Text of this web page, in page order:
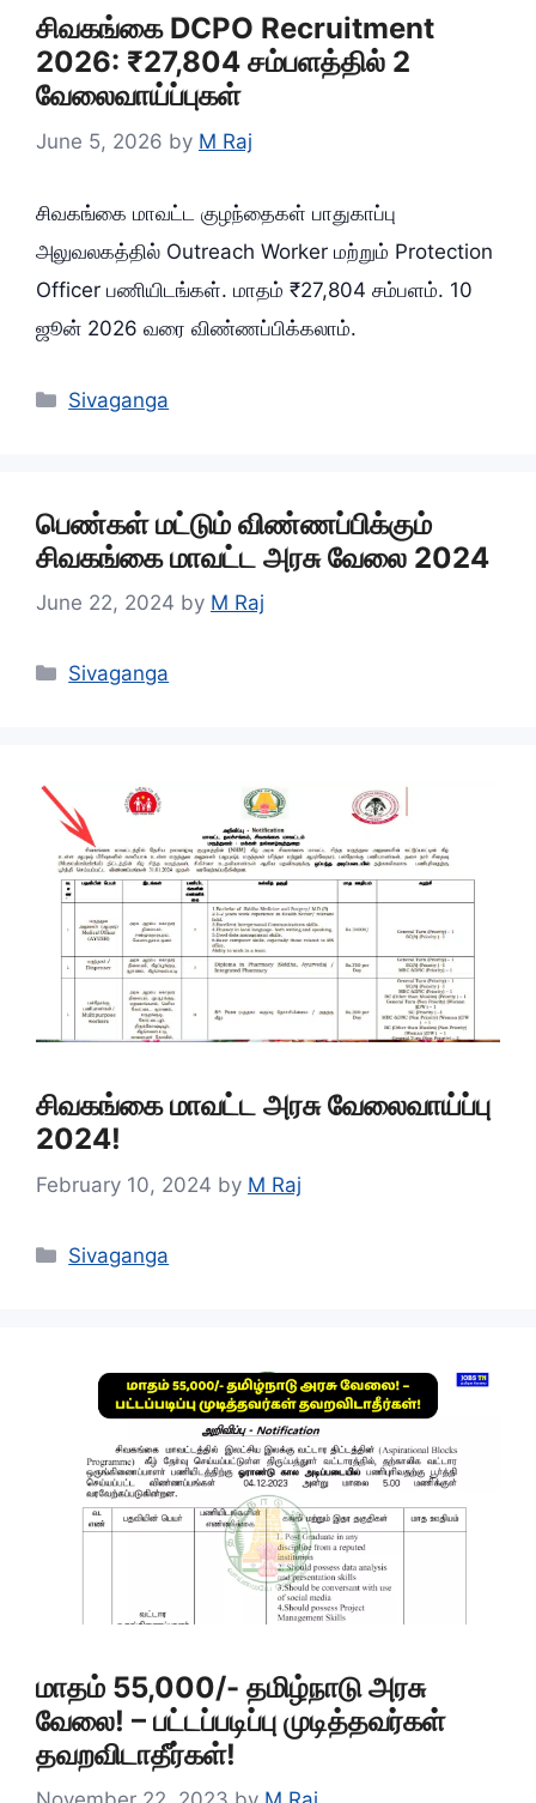
சிவகங்கை DCPO Recruitment
2026: ₹27,804 சம்பளத்தில் 2
வேலைவாய்ப்புகள்
June 5, 2026 by M Raj
சிவகங்கை மாவட்ட குழந்தைகள் பாதுகாப்பு
அலுவலகத்தில் Outreach Worker மற்றும் Protection
Officer பணியிடங்கள். மாதம் ₹27,804 சம்பளம். 10
ஜூன் 2026 வரை விண்ணப்பிக்கலாம்.
Categories
Sivaganga
பெண்கள் மட்டும் விண்ணப்பிக்கும்
சிவகங்கை மாவட்ட அரசு வேலை 2024
June 22, 2024 by M Raj
Categories
Sivaganga
சிவகங்கை மாவட்ட அரசு வேலைவாய்ப்பு
2024!
February 10, 2024 by M Raj
Categories
Sivaganga
மாதம் 55,000/- தமிழ்நாடு அரசு
வேலை! – பட்டப்படிப்பு முடித்தவர்கள்
தவறவிடாதீர்கள்!